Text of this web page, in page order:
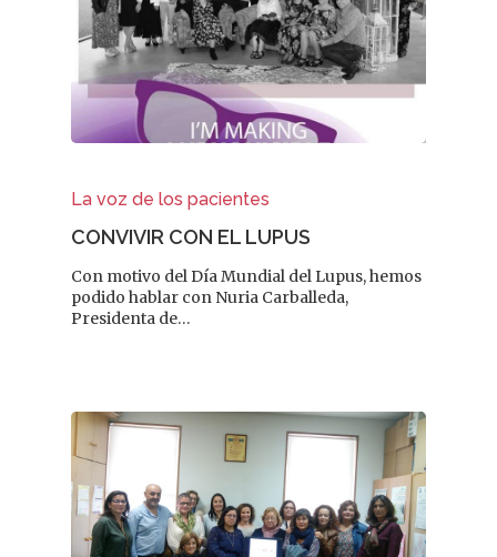
La voz de los pacientes
CONVIVIR CON EL LUPUS
Con motivo del Día Mundial del Lupus, hemos
podido hablar con Nuria Carballeda,
Presidenta de…